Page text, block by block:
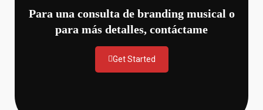
Para una consulta de branding musical o
para más detalles, contáctame
Get Started